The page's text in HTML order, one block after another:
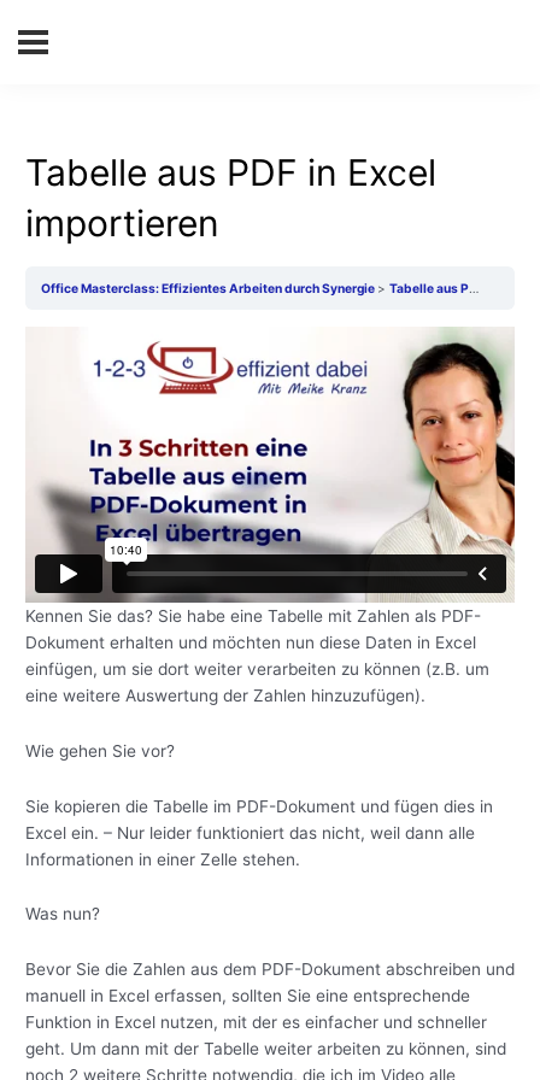
Tabelle aus PDF in Excel
importieren
Office Masterclass: Effizientes Arbeiten durch Synergie Tabelle aus PDF in Excel importieren
Kennen Sie das? Sie habe eine Tabelle mit Zahlen als PDF-
Dokument erhalten und möchten nun diese Daten in Excel
einfügen, um sie dort weiter verarbeiten zu können (z.B. um
eine weitere Auswertung der Zahlen hinzuzufügen).
Wie gehen Sie vor?
Sie kopieren die Tabelle im PDF-Dokument und fügen dies in
Excel ein. – Nur leider funktioniert das nicht, weil dann alle
Informationen in einer Zelle stehen.
Was nun?
Bevor Sie die Zahlen aus dem PDF-Dokument abschreiben und
manuell in Excel erfassen, sollten Sie eine entsprechende
Funktion in Excel nutzen, mit der es einfacher und schneller
geht. Um dann mit der Tabelle weiter arbeiten zu können, sind
noch 2 weitere Schritte notwendig, die ich im Video alle